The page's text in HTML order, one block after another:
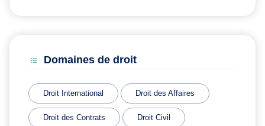
Domaines de droit
Droit International Droit des Affaires
Droit des Contrats Droit Civil